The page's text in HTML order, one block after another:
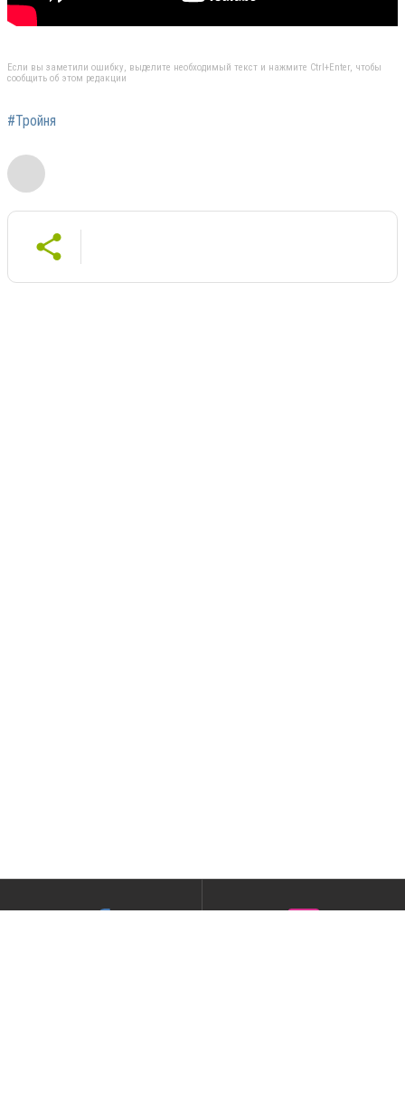
Если вы заметили ошибку, выделите необходимый текст и нажмите Ctrl+Enter, чтобы
сообщить об этом редакции
#Тройня